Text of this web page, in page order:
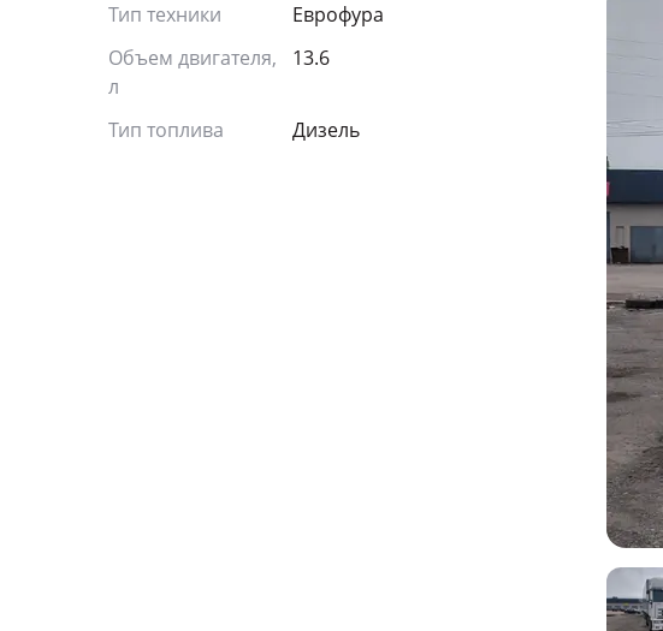
Тип техники
Еврофура
Объем двигателя,
л
13.6
Тип топлива Дизель